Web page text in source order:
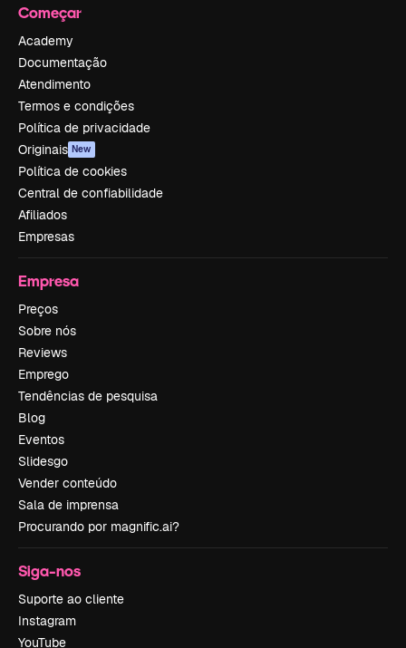
Começar
Academy
Documentação
Atendimento
Termos e condições
Política de privacidade
Originais New
Política de cookies
Central de confiabilidade
Afiliados
Empresas
Empresa
Preços
Sobre nós
Reviews
Emprego
Tendências de pesquisa
Blog
Eventos
Slidesgo
Vender conteúdo
Sala de imprensa
Procurando por magnific.ai?
Siga-nos
Suporte ao cliente
Instagram
YouTube